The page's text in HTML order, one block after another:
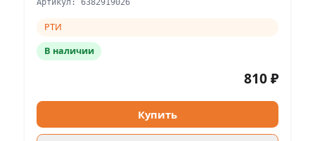
РТИ
В наличии
810 ₽
Купить